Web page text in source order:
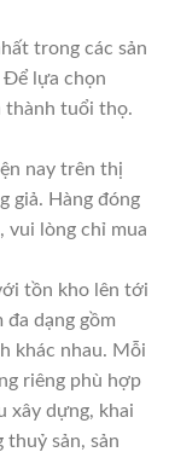
trong các sản
Để lựa chọn
thành tuổi thọ.
nay trên thị
giả. Hàng đóng
vui lòng chỉ mua
tồn kho lên tới
đa dạng gồm
khác nhau. Mỗi
riêng phù hợp
xây dựng, khai
thuỷ sản, sản